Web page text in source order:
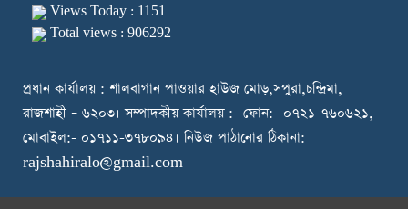
Views Today : 1151
Total views : 906292
প্রধান কার্যালয় : শালবাগান পাওয়ার হাউজ মোড়,সপুরা,চন্দ্রিমা,
রাজশাহী – ৬২০৩। সম্পাদকীয় কার্যালয় :- ফোন:- ০৭২১-৭৬০৬২১,
মোবাইল:- ০১৭১১-৩৭৮০৯৪। নিউজ পাঠানোর ঠিকানা:
rajshahiralo@gmail.com